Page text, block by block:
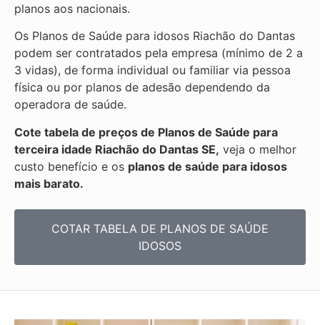
planos aos nacionais.
Os Planos de Saúde para idosos Riachão do Dantas
podem ser contratados pela empresa (mínimo de 2 a
3 vidas), de forma individual ou familiar via pessoa
física ou por planos de adesão dependendo da
operadora de saúde.
Cote tabela de preços de Planos de Saúde para
terceira idade Riachão do Dantas SE, veja o melhor
custo benefício e os planos de saúde para idosos
mais barato.
COTAR TABELA DE PLANOS DE SAÚDE
IDOSOS